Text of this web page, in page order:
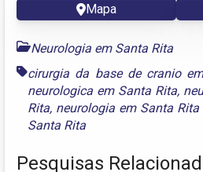
Mapa
Neurologia em Santa Rita
cirurgia da base de cranio
neurologica em Santa Rita,
Rita, neurologia em Santa Rita
Santa Rita
Pesquisas